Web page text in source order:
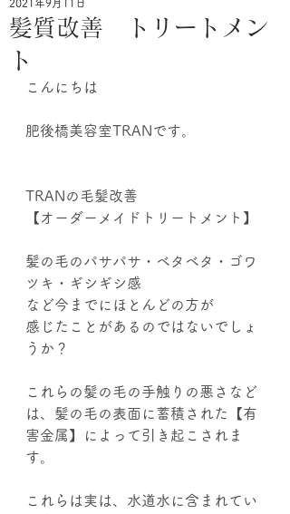
髪質改善 トリートメン
ト
2021年9月11日
こんにちは
肥後橋美容室TRANです。
TRANの毛髪改善
【オーダーメイドトリートメント】
髪の毛のパサパサ・ベタベタ・ゴワ
ツキ・ギシギシ感
など今までにほとんどの方が
感じたことがあるのではないでしょ
うか？
これらの髪の毛の手触りの悪さなど
は、髪の毛の表面に蓄積された【有
害金属】によって引き起こされま
す。
これらは実は、水道水に含まれてい